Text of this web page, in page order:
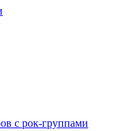
с рок-группами